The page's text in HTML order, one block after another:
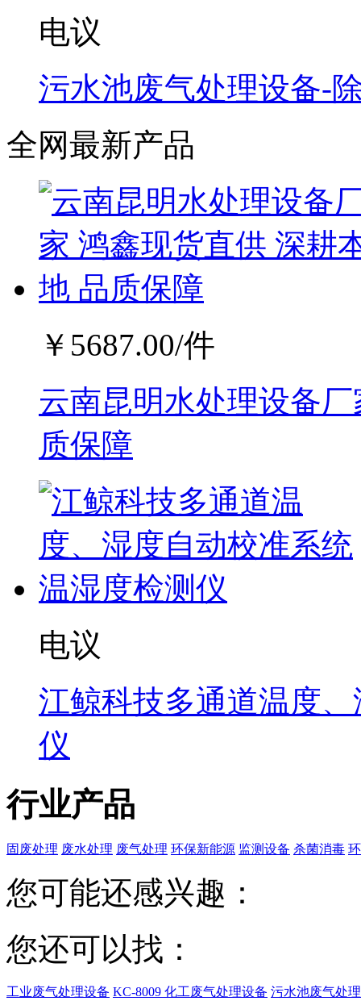
电议
污水池废气处理设备-
全网最新产品
￥ 5687.00/件
云南昆明水处理设备
质保障
电议
江鲸科技多通道温度
仪
行业产品
固废处理 废水处理 废气处理 环保新能源 监测设备 杀菌消毒
您可能还感兴趣：
您还可以找：
工业废气处理设备 KC-8009 化工废气处理设备 污水池废气处